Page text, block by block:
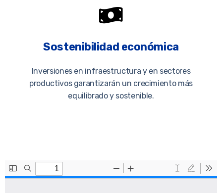
Sostenibilidad económica
Inversiones en infraestructura y en sectores
productivos garantizarán un crecimiento más
equilibrado y sostenible.